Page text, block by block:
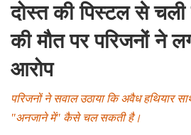
दोस्त की पिस्टल से
की मौत पर परिजनों ने
आरोप
परिजनों ने सवाल उठाया कि अवैध हथियार
"अनजाने में" कैसे चल सकती है।